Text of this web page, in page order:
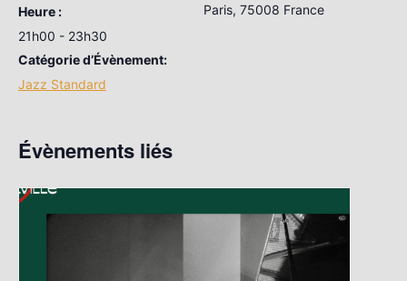
Heure :
21h00 - 23h30
Catégorie d’Évènement:
Jazz Standard
Paris, 75008 France
Évènements liés